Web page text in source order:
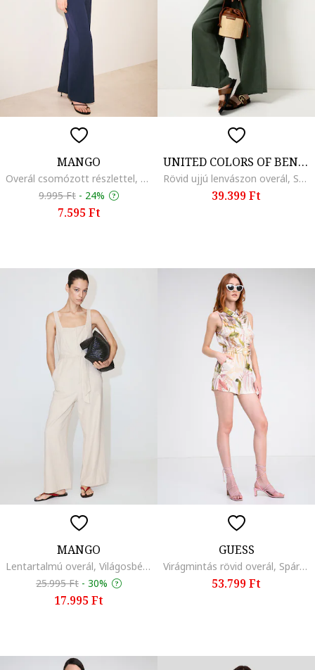
MANGO
Overál csomózott részlettel, Lila
9.995 Ft - 24%
7.595 Ft
UNITED COLORS OF BENETTON
Rövid ujjú lenvászon overál, Sötétzöld
39.399 Ft
MANGO
Lentartalmú overál, Világosbézs
25.995 Ft - 30%
17.995 Ft
GUESS
Virágmintás rövid overál, Spárgazöld/Púderrózsaszín/Világosbézs
53.799 Ft